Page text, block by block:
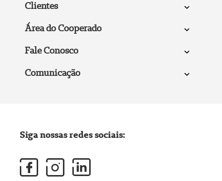
Clientes
Área do Cooperado
Fale Conosco
Comunicação
Siga nossas redes sociais: